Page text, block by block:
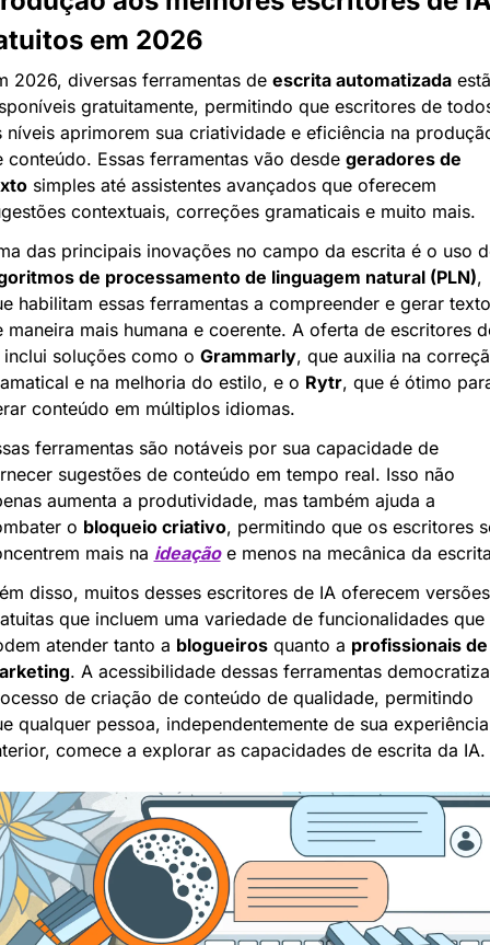
em 2026
2026, diversas ferramentas de escrita automatizada
gratuitamente, permitindo que escritores de
níveis aprimorem sua criatividade e eficiência na
conteúdo. Essas ferramentas vão desde geradores de
simples até assistentes avançados que oferecem
contextuais, correções gramaticais e muito mais.
de processamento de linguagem natural (PLN),
habilitam essas ferramentas a compreender e gerar texto
maneira mais humana e coerente. A oferta de escritores
inclui soluções como o Grammarly, que auxilia na
e na melhoria do estilo, e o Rytr, que é ótimo
conteúdo em múltiplos idiomas.
ferramentas são notáveis por sua capacidade de
sugestões de conteúdo em tempo real. Isso não
aumenta a produtividade, mas também ajuda a
o bloqueio criativo, permitindo que os escritores
mais na ideação e menos na mecânica da
disso, muitos desses escritores de IA oferecem versões
que incluem uma variedade de funcionalidades que
atender tanto a blogueiros quanto a profissionais de
. A acessibilidade dessas ferramentas
de criação de conteúdo de qualidade, permitindo
qualquer pessoa, independentemente de sua experiência
comece a explorar as capacidades de escrita da IA.